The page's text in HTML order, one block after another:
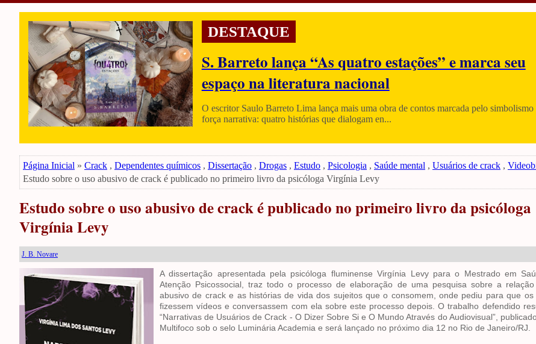
DESTAQUE
S. Barreto lança “As quatro estações” e marca seu
espaço na literatura nacional
O escritor Saulo Barreto Lima lança mais uma obra de contos marcada pelo simbolismo
força narrativa: quatro histórias que dialogam en...
Página Inicial » Crack , Dependentes químicos , Dissertação , Drogas , Estudo , Psicologia , Saúde mental , Usuários de crack ,
Estudo sobre o uso abusivo de crack é publicado no primeiro livro da psicóloga Virgínia Levy
Estudo sobre o uso abusivo de crack é publicado no primeiro livro da psicóloga
Virgínia Levy
J. B. Novare
A dissertação apresentada pela psicóloga fluminense Virgínia Levy para o Mestrado em
Atenção Psicossocial, traz todo o processo de elaboração de uma pesquisa sobre a
abusivo de crack e as histórias de vida dos sujeitos que o consomem, onde pediu para que os
fizessem vídeos e conversassem com ela sobre este processo depois. O trabalho defendido
“Narrativas de Usuários de Crack - O Dizer Sobre Si e O Mundo Através do Audiovisual”,
Multifoco sob o selo Luminária Academia e será lançado no próximo dia 12 no Rio de Janeiro/RJ.